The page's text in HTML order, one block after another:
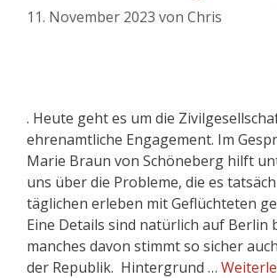
11. November 2023 von Chris
. Heute geht es um die
ehrenamtliche Engagement. Im
Marie Braun von Schöneberg hilft
uns über die Probleme, die es
täglichen erleben mit Geflüchteten
Eine Details sind natürlich auf Berlin
manches davon stimmt so sicher
der Republik. Hintergrund …